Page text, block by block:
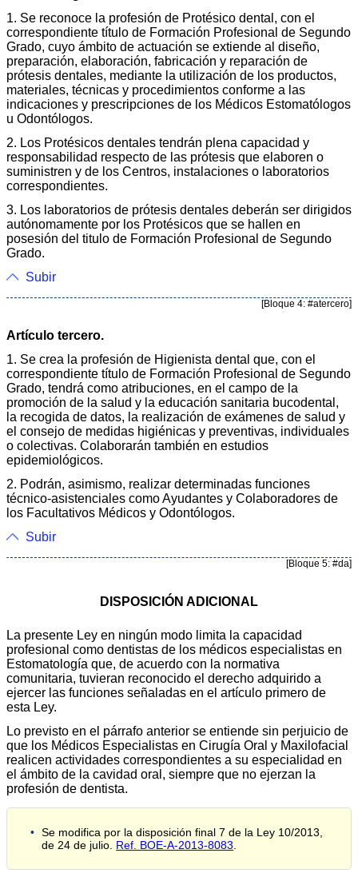
1. Se reconoce la profesión de Protésico dental, con el
corres­pondiente título de Formación Profesional de Segundo
Grado, cuyo ámbito de actuación se extiende al diseño,
preparación, elaboración, fabricación y reparación de
prótesis dentales, mediante la utilización de los productos,
materiales, técnicas y procedimientos conforme a las
indicaciones y prescripciones de los Médicos Estomatólogos
u Odontólogos.
2. Los Protésicos dentales tendrán plena capacidad y
respon­sabilidad respecto de las prótesis que elaboren o
suministren y de los Centros, instalaciones o laboratorios
correspondientes.
3. Los laboratorios de prótesis dentales deberán ser dirigidos
autónomamente por los Protésicos que se hallen en
posesión del titulo de Formación Profesional de Segundo
Grado.
Subir
[Bloque 4: #atercero]
Artículo tercero.
1. Se crea la profesión de Higienista dental que, con el
correspondiente título de Formación Profesional de Segundo
Grado, tendrá como atribuciones, en el campo de la
promoción de la salud y la educación sanitaria bucodental,
la recogida de datos, la realización de exámenes de salud y
el consejo de medidas higiénicas y preventivas, individuales
o colectivas. Colaborarán también en estudios
epidemiológicos.
2. Podrán, asimismo, realizar determinadas funciones
técnico-asistenciales como Ayudantes y Colaboradores de
los Facultativos Médicos y Odontólogos.
Subir
[Bloque 5: #da]
DISPOSICIÓN ADICIONAL
La presente Ley en ningún modo limita la capacidad
profesional como dentistas de los médicos especialistas en
Estomatología que, de acuerdo con la normativa
comunitaria, tuvieran reconocido el derecho adquirido a
ejercer las funciones señaladas en el artículo primero de
esta Ley.
Lo previsto en el párrafo anterior se entiende sin perjuicio de
que los Médicos Especialistas en Cirugía Oral y Maxilofacial
realicen actividades correspondientes a su especialidad en
el ámbito de la cavidad oral, siempre que no ejerzan la
profesión de dentista.
Se modifica por la disposición final 7 de la Ley 10/2013,
de 24 de julio. Ref. BOE-A-2013-8083